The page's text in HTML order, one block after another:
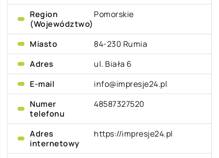
Region
(Województwo)
Pomorskie
Miasto
84-230 Rumia
Adres
ul. Biała 6
E-mail
info@impresje24.pl
Numer
telefonu
48587327520
Adres
internetowy
https://impresje24.pl